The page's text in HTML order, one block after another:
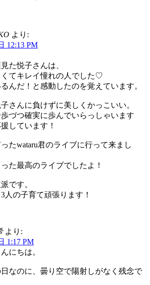
より:
12:13 PM
た悦子さんは、
てキレイ憧れの人でした♡
んだ！と感動したのを覚えています。
さんに負けずに美しくかっこいい。
づつ確実に歩んでいらっしゃいます
しています！
たwataru君のライブに行って来まし
た最高のライブでしたよ！
です。
人の子育て頑張ります！
より:
1:17 PM
にちは。
なのに、曇り空で陽射しがなく残念で